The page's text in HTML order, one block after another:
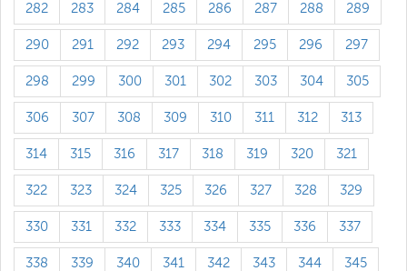
282 283 284 285 286 287 288 289
290 291 292 293 294 295 296 297
298 299 300 301 302 303 304 305
306 307 308 309 310 311 312 313
314 315 316 317 318 319 320 321
322 323 324 325 326 327 328 329
330 331 332 333 334 335 336 337
338 339 340 341 342 343 344 345